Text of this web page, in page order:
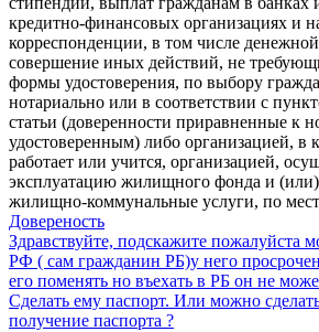
кредитно-финансовых организациях и
корреспонденции, в том числе
совершение иных действий, не
формы удостоверения, по выбору
нотариально или в соответствии с
статьи (доверенности приравненные к
удостоверенным) либо организацией, в
работает или учится, организацией,
эксплуатацию жилищного фонда и
жилищно-коммунальные услуги, по
Довереность
Здравствуйте, подскажите пожалуйста
РФ ( сам гражданин РБ)у него
его поменять но въехать в РБ он не
Сделать ему паспорт. Или можно
получение паспорта ?